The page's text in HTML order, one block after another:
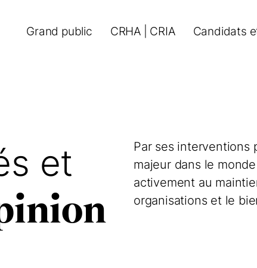
Grand public CRHA | CRIA Candidats
et
Par ses interventions
majeur dans le
activement au
organisations et le